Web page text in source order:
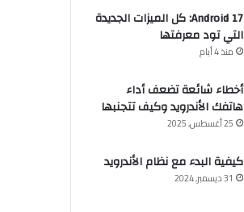
Android 17: كل الميزات الجديدة
التي تود معرفتها
منذ 4 أيام
أخطاء شائعة تضعف أداء
هاتفك الأندرويد وكيف تتجنبها
25 أغسطس, 2025
كيفية البدء مع نظام الأندرويد
31 ديسمبر, 2024